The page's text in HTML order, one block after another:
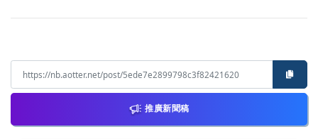
推廣新聞稿